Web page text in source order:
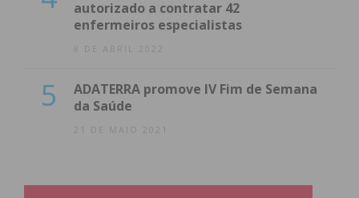
autorizado a contratar 42
enfermeiros especialistas
8 DE ABRIL 2022
5
ADATERRA promove IV Fim de Semana
da Saúde
21 DE MAIO 2021